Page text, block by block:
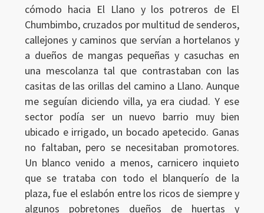
cómodo hacia El Llano y los potreros de El
Chumbimbo, cruzados por multitud de senderos,
callejones y caminos que servían a hortelanos y
a dueños de mangas pequeñas y casuchas en
una mescolanza tal que contrastaban con las
casitas de las orillas del camino a Llano. Aunque
me seguían diciendo villa, ya era ciudad. Y ese
sector podía ser un nuevo barrio muy bien
ubicado e irrigado, un bocado apetecido. Ganas
no faltaban, pero se necesitaban promotores.
Un blanco venido a menos, carnicero inquieto
que se trataba con todo el blanquerío de la
plaza, fue el eslabón entre los ricos de siempre y
algunos pobretones dueños de huertas y